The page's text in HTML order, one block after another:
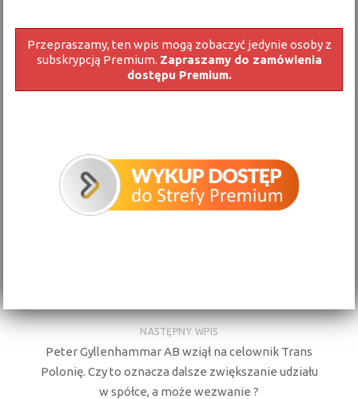
Przepraszamy, ten wpis mogą zobaczyć jedynie osoby z
subskrypcją Premium. Zapraszamy do zamówienia
dostępu Premium.
NASTĘPNY WPIS
Peter Gyllenhammar AB wziął na celownik Trans
Polonię. Czy to oznacza dalsze zwiększanie udziału
w spółce, a może wezwanie ?